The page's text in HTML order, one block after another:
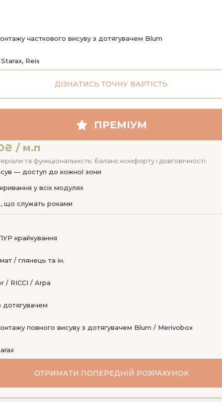
часткового висуву з дотягувачем Blum
Reis
ДІЗНАТИСЬ ТОЧНУ ВАРТІСТЬ
ПРЕМІУМ
/ м.п
та функціональність: баланс комфорту і довговічності.
— доступ до кожної зони
у всіх модулях
що служать роками
крайкування
/ глянець та ін.
/ RICCI / Arpa
дотягувачем
повного висуву з дотягувачем Blum / Merivobox
ОТРИМАТИ ПОПЕРЕДНІЙ РОЗРАХУНОК